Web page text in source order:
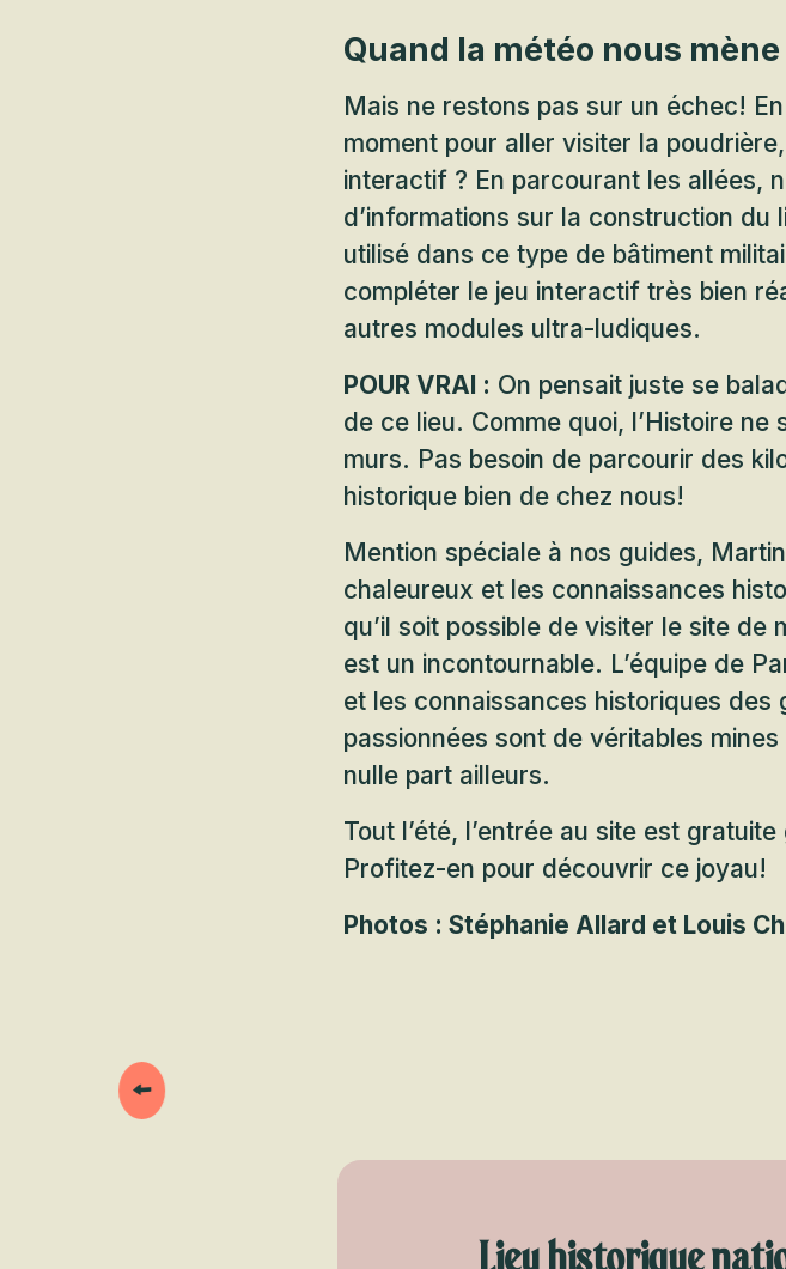
Quand la météo nous
Mais ne restons pas sur un échec!
moment pour aller visiter la
interactif ? En parcourant les allées,
d’informations sur la construction du
utilisé dans ce type de bâtiment
compléter le jeu interactif très bien
autres modules ultra-ludiques.
POUR VRAI : On pensait juste se
de ce lieu. Comme quoi, l’Histoire
murs. Pas besoin de parcourir des
historique bien de chez nous!
Mention spéciale à nos guides,
chaleureux et les connaissances
qu’il soit possible de visiter le site
est un incontournable. L’équipe de
et les connaissances historiques
passionnées sont de véritables
nulle part ailleurs.
Tout l’été, l’entrée au site est
Profitez-en pour découvrir ce joyau!
Photos : Stéphanie Allard et Louis
Lieu historique